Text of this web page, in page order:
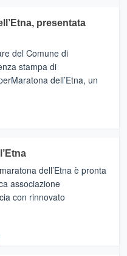
presentata
del Comune di
stampa di
dell’Etna, un
dell’Etna è pronta
associazione
con rinnovato